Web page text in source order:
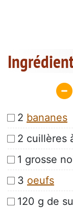
2 bananes
2 cuillères
1 grosse
3 oeufs
120 g de